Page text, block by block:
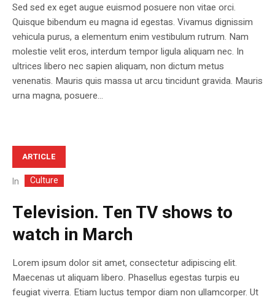
Sed sed ex eget augue euismod posuere non vitae orci.
Quisque bibendum eu magna id egestas. Vivamus dignissim
vehicula purus, a elementum enim vestibulum rutrum. Nam
molestie velit eros, interdum tempor ligula aliquam nec. In
ultrices libero nec sapien aliquam, non dictum metus
venenatis. Mauris quis massa ut arcu tincidunt gravida. Mauris
urna magna, posuere...
ARTICLE
In Culture
Television. Ten TV shows to
watch in March
Lorem ipsum dolor sit amet, consectetur adipiscing elit.
Maecenas ut aliquam libero. Phasellus egestas turpis eu
feugiat viverra. Etiam luctus tempor diam non ullamcorper. Ut